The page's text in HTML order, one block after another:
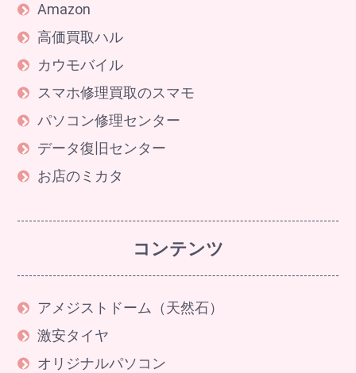
Amazon
高価買取ハル
カウモバイル
スマホ修理買取のスマモ
パソコン修理センター
データ復旧センター
お店のミカタ
コンテンツ
アメジストドーム（天然石）
激安タイヤ
オリジナルパソコン